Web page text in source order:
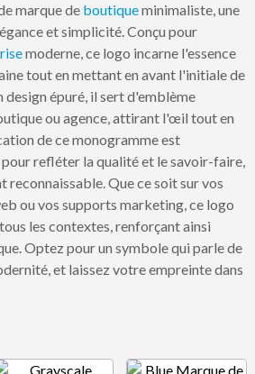
marque de boutiqueminimaliste, une
et simplicité. Conçu pour
moderne, ce logo incarne l'essence
tout en mettant en avant l'initiale de
design épuré, il sert d'emblème
ou agence, attirant l'œil tout en
de ce monogramme est
pour refléter la qualité et le savoir-faire,
Que ce soit sur vos
ou vos supports marketing, ce logo
les contextes, renforçant ainsi
Optez pour un symbole qui parle de
et laissez votre empreinte dans